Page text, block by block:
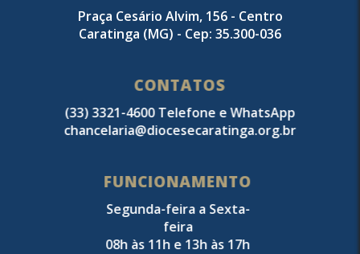
Praça Cesário Alvim, 156 - Centro
Caratinga (MG) - Cep: 35.300-036
CONTATOS
(33) 3321-4600 Telefone e WhatsApp
chancelaria@diocesecaratinga.org.br
FUNCIONAMENTO
Segunda-feira a Sexta-
feira
08h às 11h e 13h às 17h